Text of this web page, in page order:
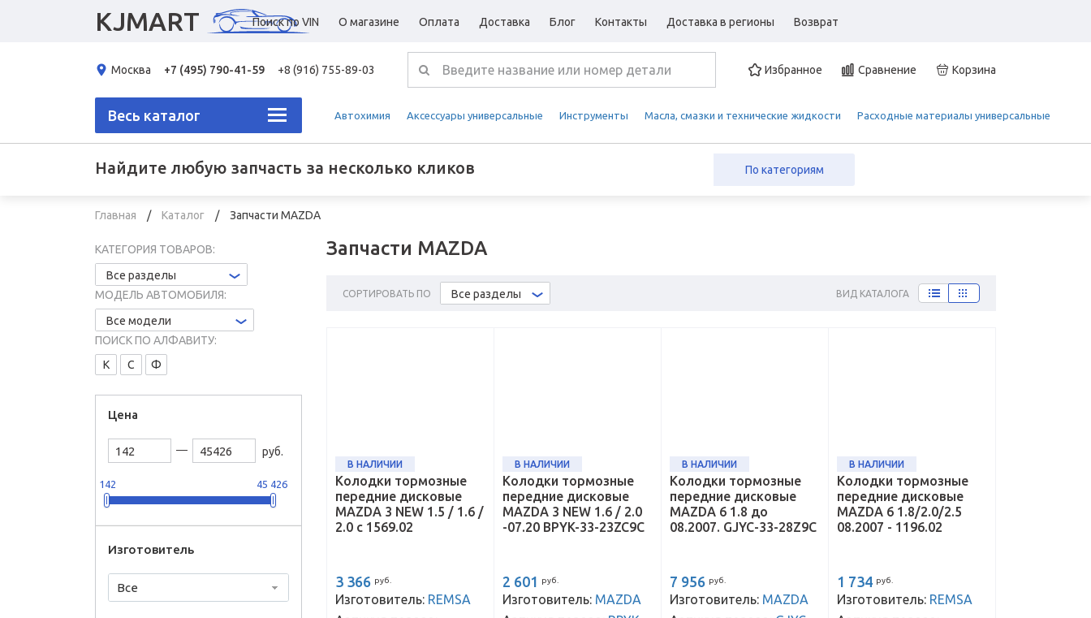
KJMART Поиск по VIN О магазине Оплата Доставка Блог Контакты Доставка в регионы Возврат
Москва +7 (495) 790-41-59 +8 (916) 755-89-03 Избранное Сравнение Корзина
Весь каталог Автохимия Аксессуары универсальные Инструменты Масла, смазки и технические жидкости Расходные материалы универсальные
Найдите любую запчасть за несколько кликов По категориям
Главная Каталог Запчасти MAZDA
Запчасти MAZDA
СОРТИРОВАТЬ ПО Все разделы ВИД КАТАЛОГА
КАТЕГОРИЯ ТОВАРОВ:
Все разделы
МОДЕЛЬ АВТОМОБИЛЯ:
Все модели
ПОИСК ПО АЛФАВИТУ:
К
С Ф
Цена
руб.
142 45 426
Изготовитель
Все
В НАЛИЧИИ
Колодки тормозные
передние дисковые
MAZDA 3 NEW 1.5 / 1.6 /
2.0 с 1569.02
3 366 руб.
Изготовитель: REMSA
В НАЛИЧИИ
Колодки тормозные
передние дисковые
MAZDA 3 NEW 1.6 / 2.0
-07.20 BPYK-33-23ZC9C
2 601 руб.
Изготовитель: MAZDA
В НАЛИЧИИ
Колодки тормозные
передние дисковые
MAZDA 6 1.8 до
08.2007. GJYC-33-28Z9C
7 956 руб.
Изготовитель: MAZDA
В НАЛИЧИИ
Колодки тормозные
передние дисковые
MAZDA 6 1.8/2.0/2.5
08.2007 - 1196.02
1 734 руб.
Изготовитель: REMSA